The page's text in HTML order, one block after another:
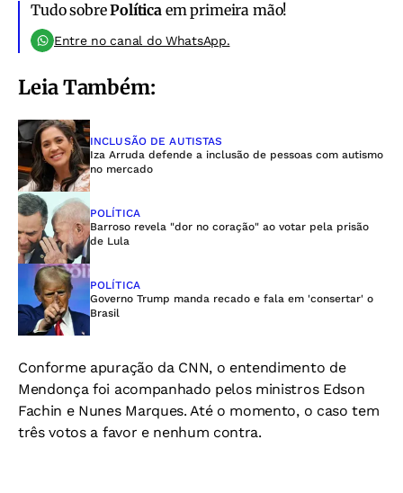
Tudo sobrePolíticaem primeira mão!
Entre no canal do WhatsApp.
Leia Também:
INCLUSÃO DE AUTISTAS
Iza Arruda defende a inclusão de pessoas com autismo
no mercado
POLÍTICA
Barroso revela "dor no coração" ao votar pela prisão
de Lula
POLÍTICA
Governo Trump manda recado e fala em 'consertar' o
Brasil
Conforme apuração da CNN, o entendimento de
Mendonça foi acompanhado pelos ministros Edson
Fachin e Nunes Marques. Até o momento, o caso tem
três votos a favor e nenhum contra.